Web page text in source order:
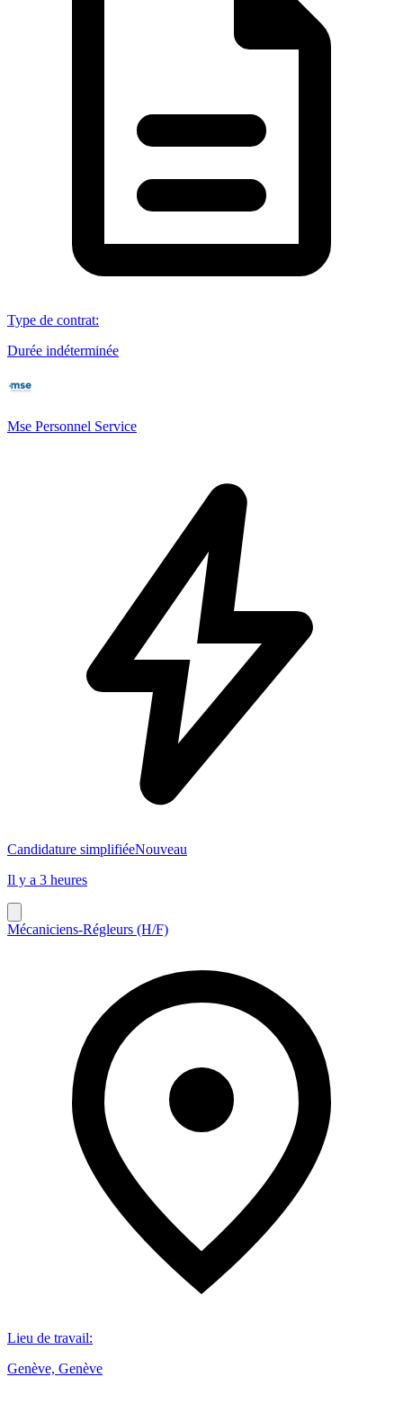
Type de contrat:
Durée indéterminée
Mse Personnel Service
Candidature simplifiéeNouveau
Il y a 3 heures
Mécaniciens-Régleurs (H/F)
Lieu de travail:
Genève, Genève